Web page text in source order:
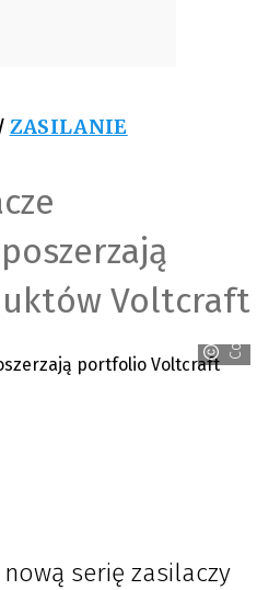
ZASILANIE
Voltcraft
Conrad
serię zasilaczy